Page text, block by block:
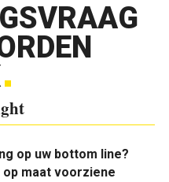
op uw bottom line?
op maat voorziene